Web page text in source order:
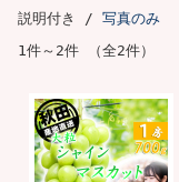
説明付き / 写真のみ
1件～2件 （全2件）